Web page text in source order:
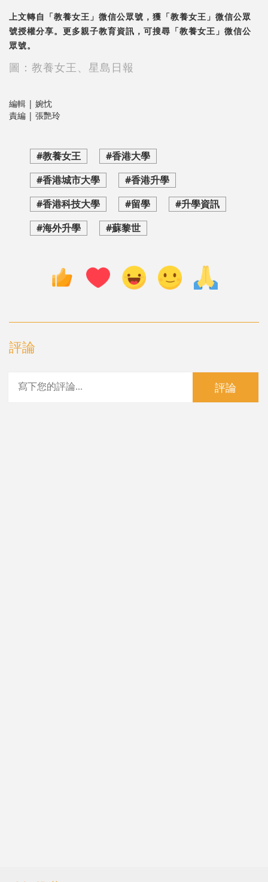
上文轉自「教養女王」微信公眾號，獲「教養女王」微信公眾
號授權分享。更多親子教育資訊，可搜尋「教養女王」微信公
眾號。
圖：教養女王、星島日報
編輯 | 婉忱
責編 | 張艷玲
#教養女王
#香港大學
#香港城市大學
#香港升學
#香港科技大學
#留學
#升學資訊
#海外升學
#蘇黎世
評論
評論